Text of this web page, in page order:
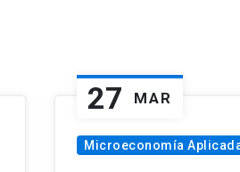
27 MAR
Microeconomía